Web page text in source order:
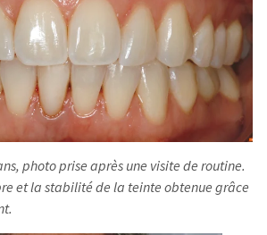
photo prise après une visite de routine.
et la stabilité de la teinte obtenue grâce